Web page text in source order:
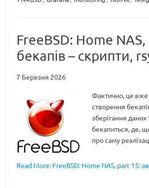
FreeBSD: Home
бекапів – скрипти,
7 Березня 2026
Фактично, це вже
створення
зберігання
бекапиться, де,
про саму
Read More: FreeBSD: Home NAS, part 15: